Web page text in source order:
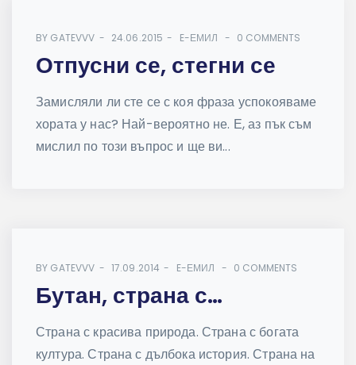
BY GATEVVV 24.06.2015 E-ЕМИЛ 0 COMMENTS
Отпусни се, стегни се
Замисляли ли сте се с коя фраза успокояваме
хората у нас? Най-вероятно не. Е, аз пък съм
мислил по този въпрос и ще ви...
BY GATEVVV 17.09.2014 E-ЕМИЛ 0 COMMENTS
Бутан, страна с…
Страна с красива природа. Страна с богата
култура. Страна с дълбока история. Страна на